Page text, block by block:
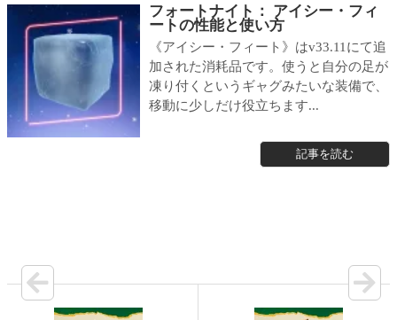
フォートナイト： アイシー・フィ
ートの性能と使い方
《アイシー・フィート》はv33.11にて追
加された消耗品です。使うと自分の足が
凍り付くというギャグみたいな装備で、
移動に少しだけ役立ちます...
記事を読む